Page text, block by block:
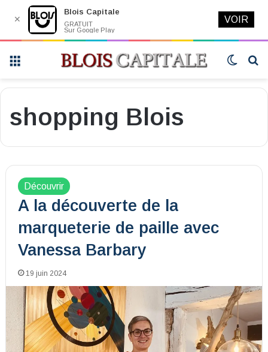
Switch
shopping Blois
Découvrir
A la découverte de la
marqueterie de paille avec
Vanessa Barbary
19 juin 2024
✕
Blois Capitale
GRATUIT
Sur Google Play
VOIR